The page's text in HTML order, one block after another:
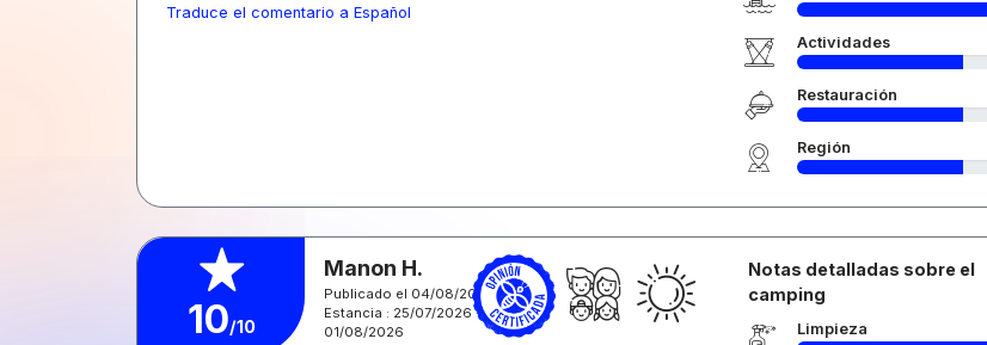
Traduce el comentario a Español
Actividades
Restauración
Región
10/10
Manon H.
Publicado el 04/08/2026
Estancia : 25/07/2026 -
01/08/2026
Notas detalladas sobre el
camping
Limpieza